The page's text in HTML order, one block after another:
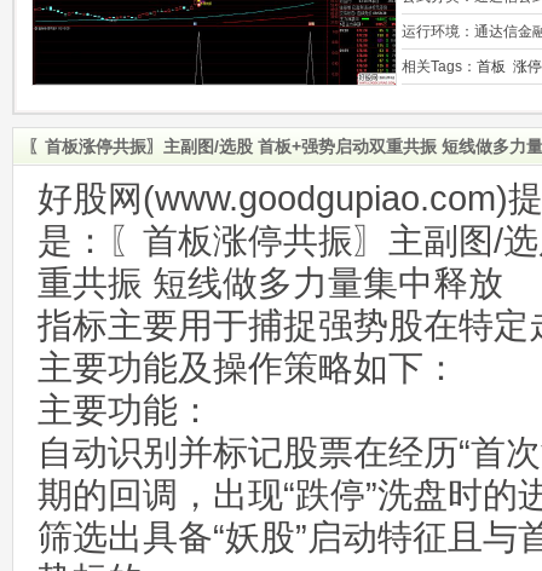
运行环境： 通达信金
相关Tags： 首板 涨
〖首板涨停共振〗主副图/选股 首板+强势启动双重共振 短线做多力
好股网(www.goodgupiao.com)
是：〖首板涨停共振〗主副图/
重共振 短线做多力量集中释放
指标主要用于捕捉强势股在特
主要功能及操作策略如下：
主要功能：
自动识别并标记股票在经历“首
期的回调，出现“跌停”洗盘时的
筛选出具备“妖股”启动特征且与